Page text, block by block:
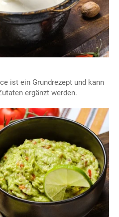
ist ein Grundrezept und kann
ergänzt werden.